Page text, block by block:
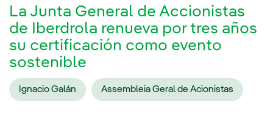
La Junta General de Accionistas
de Iberdrola renueva por tres años
su certificación como evento
sostenible
Ignacio Galán Assembleia Geral de Acionistas